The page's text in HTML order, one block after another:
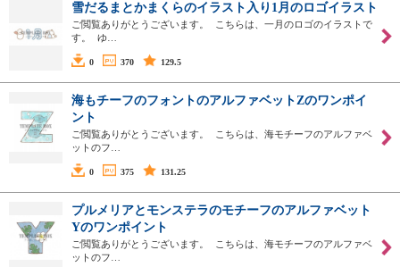
雪だるまとかまくらのイラスト入り1月のロゴイラスト
ご閲覧ありがとうございます。 こちらは、一月のロゴのイラストで
す。 ゆ…
0 370 129.5
海もチーフのフォントのアルファベットZのワンポイ
ント
ご閲覧ありがとうございます。 こちらは、海モチーフのアルファベ
ットのフ…
0 375 131.25
プルメリアとモンステラのモチーフのアルファベット
Yのワンポイント
ご閲覧ありがとうございます。 こちらは、海モチーフのアルファベ
ットのフ…